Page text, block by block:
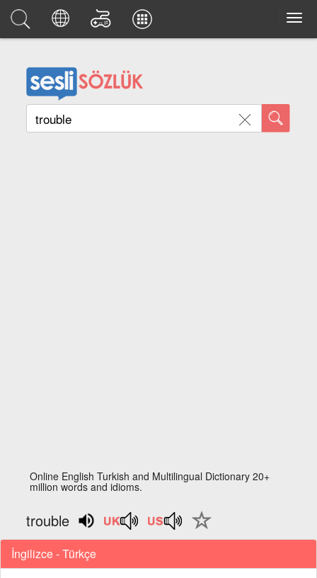
Online English Turkish and Multilingual Dictionary 20+
million words and idioms.
trouble
İngilizce - Türkçe